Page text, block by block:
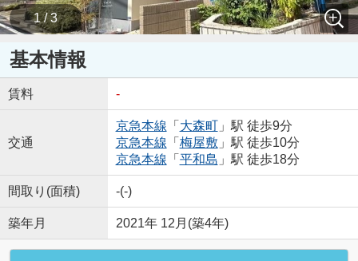
1 / 3
基本情報
賃料 -
交通
京急本線 「 大森町」駅 徒歩9分
京急本線 「 梅屋敷 」駅 徒歩10分
京急本線 「 平和島 」駅 徒歩18分
間取り(面積) -(-)
築年月 2021年 12月(築4年)